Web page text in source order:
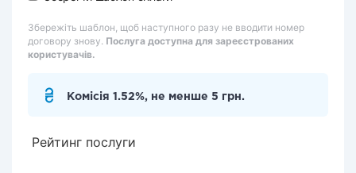
Збережіть шаблон, щоб наступного разу не вводити номер
договору знову. Послуга доступна для зареєстрованих
користувачів.
Комісія 1.52%, не менше 5 грн.
Рейтинг послуги